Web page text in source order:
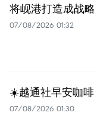
将岘港打造成战
07/08/2026 01:32
☀️越通社早安咖啡
07/08/2026 01:30